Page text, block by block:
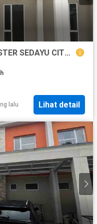
DISEWAKAN RUMAH 4 KT CLUSTER SEDAYU CITY KELAPA GADING
lalu Lihat detail